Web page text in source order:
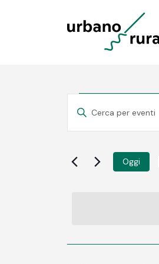
Eventi
Luglio
Eventi
Ricerca
e
INSERISCI
PAROLA
CHIAVE.
PER
Oggi